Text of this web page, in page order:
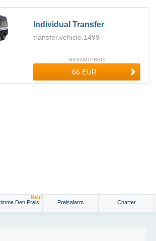
Individual Transfer
transfer.vehicle.1499
GESAMTPREIS
Den Preis
Neu!
Preisalarm Charter